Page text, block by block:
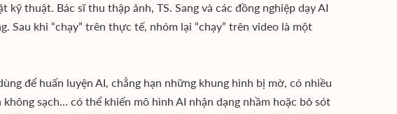
thuật. Bác sĩ thu thập ảnh, TS. Sang và các đồng nghiệp dạy AI
khi “chạy” trên thực tế, nhóm lại “chạy” trên video là một
để huấn luyện AI, chẳng hạn những khung hình bị mờ, có nhiều
sạch… có thể khiến mô hình AI nhận dạng nhầm hoặc bỏ sót